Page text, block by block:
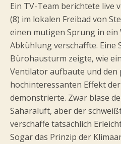
Ein TV-Team berichtete live
(8) im lokalen Freibad von
einen mutigen Sprung in ein
Abkühlung verschaffte. Eine
Bürohausturm zeigte, wie
Ventilator aufbaute und den
hochinteressanten Effekt
demonstrierte. Zwar blase
Saharaluft, aber der
verschaffe tatsächlich
Sogar das Prinzip der